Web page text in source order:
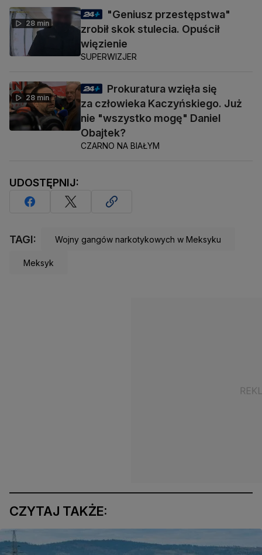
28 min
"Geniusz przestępstwa"
zrobił skok stulecia. Opuścił
więzienie
SUPERWIZJER
28 min
Prokuratura wzięła się
za człowieka Kaczyńskiego. Już
nie "wszystko mogę" Daniel
Obajtek?
CZARNO NA BIAŁYM
UDOSTĘPNIJ:
TAGI: Wojny gangów narkotykowych w Meksyku
Meksyk
CZYTAJ TAKŻE: